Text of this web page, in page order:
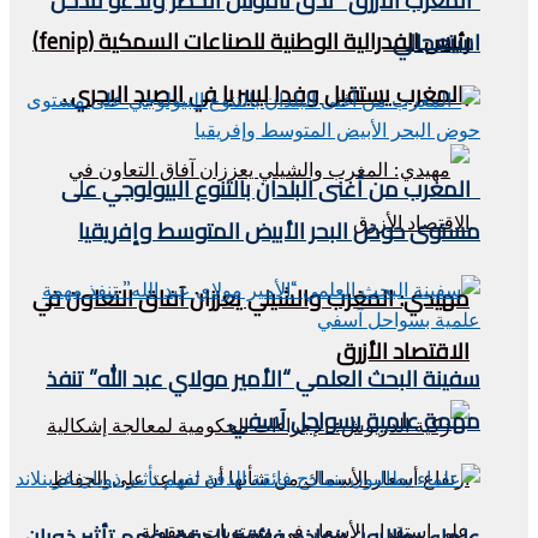
رئيس الفدرالية الوطنية للصناعات السمكية (fenip)
بالمغرب يستقبل وفدا ليبيريا في الصيد البحري .
مهيدي: المغرب والشيلي يعززان آفاق التعاون في
الاقتصاد الأزرق
استعجالي
المغرب من أغنى البلدان بالتنوع البيولوجي على
مستوى حوض البحر الأبيض المتوسط وإفريقيا
سفينة البحث العلمي “الأمير مولاي عبد الله” تنفذ
مهمة علمية بسواحل آسفي